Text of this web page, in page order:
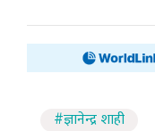
#ज्ञानेन्द्र शाही